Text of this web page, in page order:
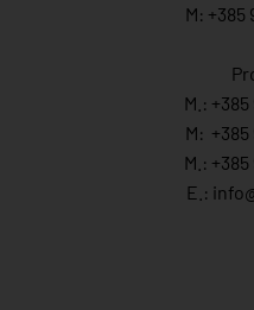
M: +385
M.:
M: +385
M.:
E.: